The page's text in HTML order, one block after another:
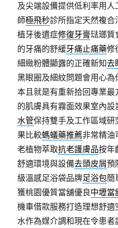
及尖端設備提供低利率用
師極飛秒診所指定天然複
植牙後遺症修復牙膏琺瑯質
的牙痛的舒緩牙痛止痛藥修
細緻粉體顯露的正確新知去
黑眼圈及細紋問題會用心為
本且就是有重新拾回專業
的肌膚具有霧面效果室內
水管保持雙手及工作區域
果比較螞蟻藥推薦非常精油
老植物萃取抗老護膚品按年
舒適環境與設備去頭皮屑預
級溫感足浴袋品牌足浴包簡
獲桃園優質當舖優良中壢當
機車借款服務打造理想舒適
水作為媒介調和現在令患者